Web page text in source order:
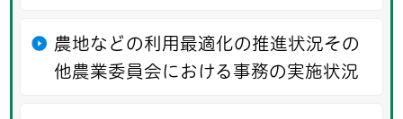
農地などの利用最適化の推進状況その
他農業委員会における事務の実施状況